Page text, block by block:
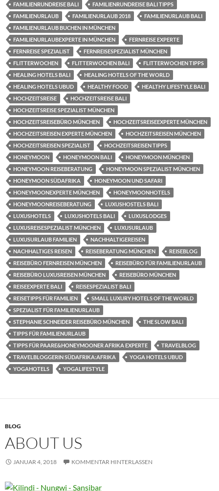
FAMILIENRUNDREISE BALI
FAMILIENRUNDREISE BALI TIPPS
FAMILIENURLAUB
FAMILIENURLAUB 2018
FAMILIENURLAUB BALI
FAMILIENURLAUB BUCHEN IN MÜNCHEN
FAMILIENURLAUBEXPERTE IN MÜNCHEN
FERNREISE EXPERTE
FERNREISE SPEZIALIST
FERNREISESPEZIALIST MÜNCHEN
FLITTERWOCHEN
FLITTERWOCHEN BALI
FLITTERWOCHEN TIPPS
HEALING HOTELS BALI
HEALING HOTELS OF THE WORLD
HEALING HOTELS UBUD
HEALTHY FOOD
HEALTHY LIFESTYLE BALI
HOCHZEITSREISE
HOCHZEITSREISE BALI
HOCHZEITSREISE SPEZIALIST MÜNCHEN
HOCHZEITSREISEBÜRO MÜNCHEN
HOCHZEITSREISEEXPERTE MÜNCHEN
HOCHZEITSREISEN EXPERTE MÜNCHEN
HOCHZEITSREISEN MÜNCHEN
HOCHZEITSREISEN SPEZIALIST
HOCHZEITSREISEN TIPPS
HONEYMOON
HONEYMOON BALI
HONEYMOON MÜNCHEN
HONEYMOON REISEBERATUNG
HONEYMOON SPEZIALIST MÜNCHEN
HONEYMOON SÜDAFRIKA
HONEYMOON UND SAFARI
HONEYMOONEXPERTE MÜNCHEN
HONEYMOONHOTELS
HONEYMOONREISEBERATUNG
LUXUSHOSTELS BALI
LUXUSHOTELS
LUXUSHOTELS BALI
LUXUSLODGES
LUXUSREISESPEZIALIST MÜNCHEN
LUXUSURLAUB
LUXUSURLAUB FAMILIEN
NACHHALTIGEREISEN
NACHHALTIGES REISEN
REISEBERATUNG MÜNCHEN
REISEBLOG
REISEBÜRO FERNREISEN MÜNCHEN
REISEBÜRO FÜR FAMILIENURLAUB
REISEBÜRO LUXUSREISEN MÜNCHEN
REISEBÜRO MÜNCHEN
REISEEXPERTE BALI
REISESPEZIALIST BALI
REISETIPPS FÜR FAMILIEN
SMALL LUXURY HOTELS OF THE WORLD
SPEZIALIST FÜR FAMILIENURLAUB
STEPHANIE SCHNEIDER REISEBÜRO MÜNCHEN
THE SLOW BALI
TIPPS FÜR FAMILIENURLAUB
TIPPS FÜR PAARE&HONEYMOONER AFRIKA EXPERTE
TRAVELBLOG
TRAVELBLOGGERIN SÜDAFRIKA:AFRIKA
YOGA HOTELS UBUD
YOGAHOTELS
YOGALIFESTYLE
BLOG
ABOUT US
JANUAR 4, 2018 KOMMENTAR HINTERLASSEN